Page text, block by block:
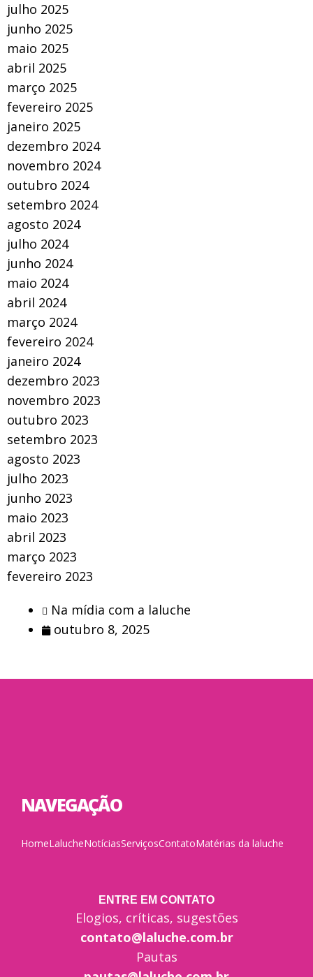
julho 2025
junho 2025
maio 2025
abril 2025
março 2025
fevereiro 2025
janeiro 2025
dezembro 2024
novembro 2024
outubro 2024
setembro 2024
agosto 2024
julho 2024
junho 2024
maio 2024
abril 2024
março 2024
fevereiro 2024
janeiro 2024
dezembro 2023
novembro 2023
outubro 2023
setembro 2023
agosto 2023
julho 2023
junho 2023
maio 2023
abril 2023
março 2023
fevereiro 2023
Na mídia com a laluche
outubro 8, 2025
NAVEGAÇÃO
HomeLalucheNotíciasServiçosContatoMatérias da laluche
ENTRE EM CONTATO
Elogios, críticas, sugestões
contato@laluche.com.br
Pautas